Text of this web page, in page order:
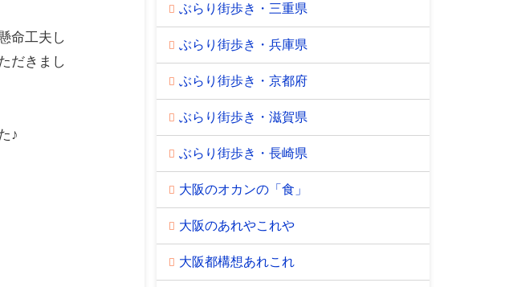
命工夫し
だきまし
♪
ぶらり街歩き・三重県
ぶらり街歩き・兵庫県
ぶらり街歩き・京都府
ぶらり街歩き・滋賀県
ぶらり街歩き・長崎県
大阪のオカンの「食」
大阪のあれやこれや
大阪都構想あれこれ